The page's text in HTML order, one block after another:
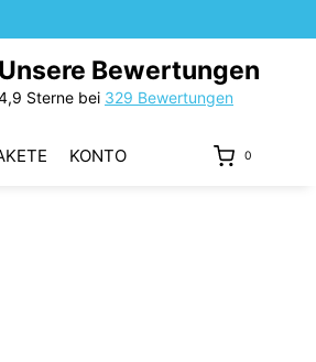
Unsere Bewertungen
Sterne bei 329 Bewertungen
KONTO 0